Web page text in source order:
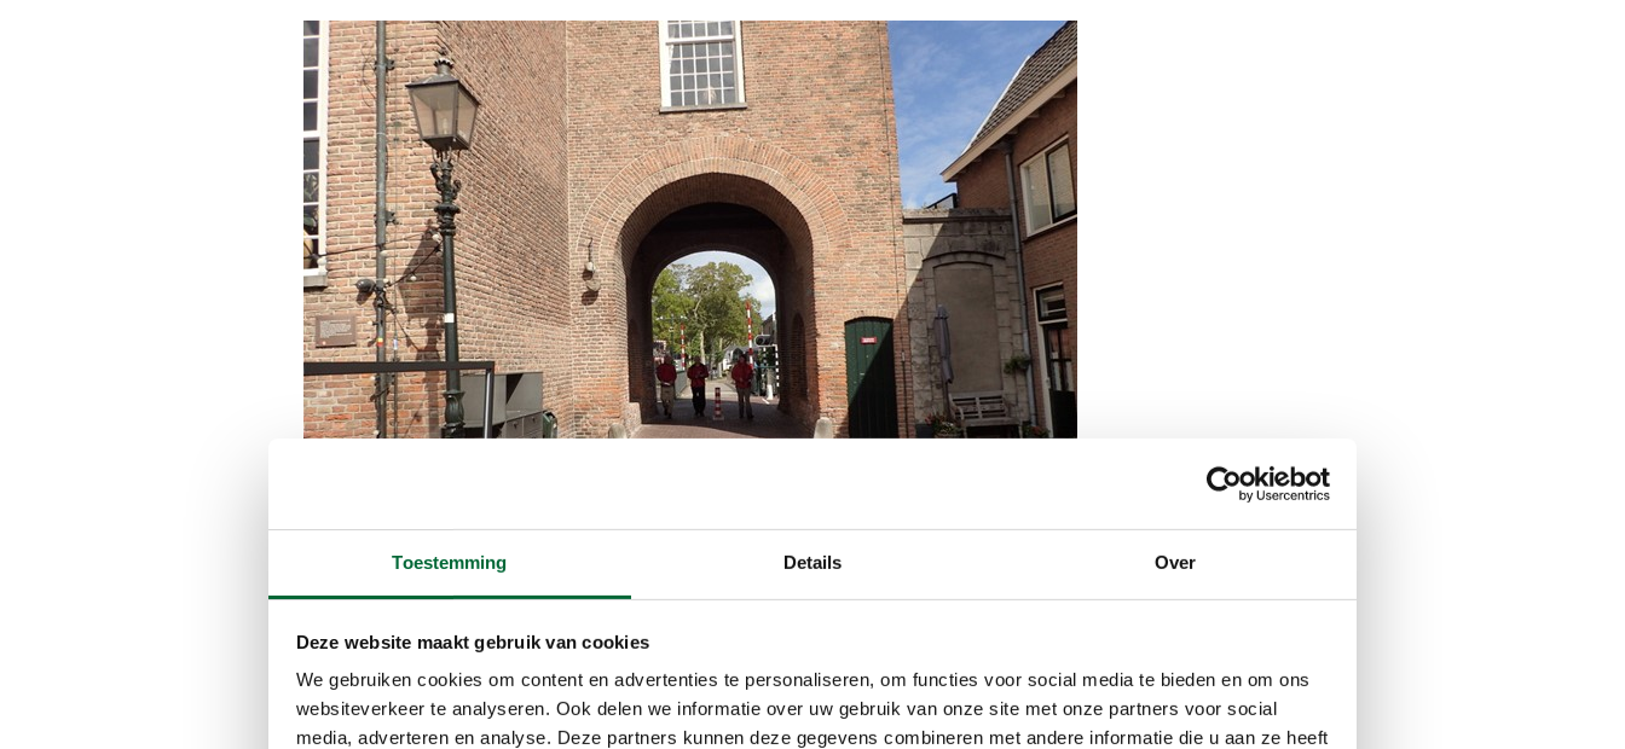
Toestemming Details Over
Deze website maakt gebruik van cookies
We gebruiken cookies om content en advertenties te personaliseren, om functies voor social media te bieden en om ons
websiteverkeer te analyseren. Ook delen we informatie over uw gebruik van onze site met onze partners voor social
media, adverteren en analyse. Deze partners kunnen deze gegevens combineren met andere informatie die u aan ze heeft